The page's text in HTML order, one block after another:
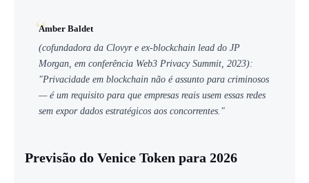
Amber Baldet
(cofundadora da Clovyr e ex-blockchain lead do JP
Morgan, em conferência Web3 Privacy Summit, 2023):
"Privacidade em blockchain não é assunto para criminosos
— é um requisito para que empresas reais usem essas redes
sem expor dados estratégicos aos concorrentes."
Previsão do Venice Token para 2026